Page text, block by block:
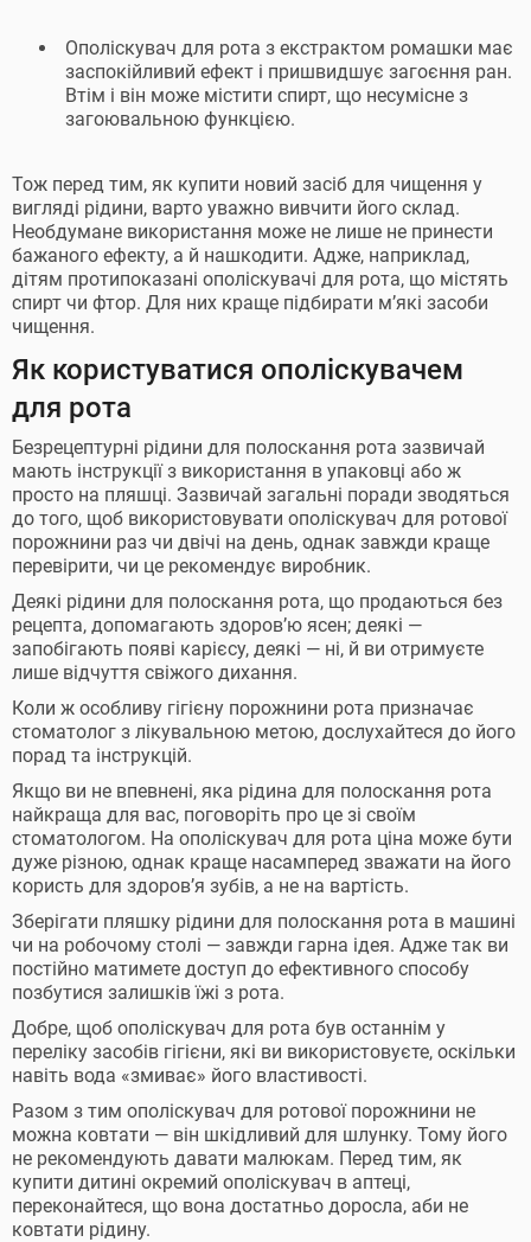
Ополіскувач для рота з екстрактом ромашки має
заспокійливий ефект і пришвидшує загоєння ран.
Втім і він може містити спирт, що несумісне з
загоювальною функцією.
Тож перед тим, як купити новий засіб для чищення у
вигляді рідини, варто уважно вивчити його склад.
Необдумане використання може не лише не принести
бажаного ефекту, а й нашкодити. Адже, наприклад,
дітям протипоказані ополіскувачі для рота, що містять
спирт чи фтор. Для них краще підбирати м’які засоби
чищення.
Як користуватися ополіскувачем
для рота
Безрецептурні рідини для полоскання рота зазвичай
мають інструкції з використання в упаковці або ж
просто на пляшці. Зазвичай загальні поради зводяться
до того, щоб використовувати ополіскувач для ротової
порожнини раз чи двічі на день, однак завжди краще
перевірити, чи це рекомендує виробник.
Деякі рідини для полоскання рота, що продаються без
рецепта, допомагають здоров’ю ясен; деякі —
запобігають появі карієсу, деякі — ні, й ви отримуєте
лише відчуття свіжого дихання.
Коли ж особливу гігієну порожнини рота призначає
стоматолог з лікувальною метою, дослухайтеся до його
порад та інструкцій.
Якщо ви не впевнені, яка рідина для полоскання рота
найкраща для вас, поговоріть про це зі своїм
стоматологом. На ополіскувач для рота ціна може бути
дуже різною, однак краще насамперед зважати на його
користь для здоров’я зубів, а не на вартість.
Зберігати пляшку рідини для полоскання рота в машині
чи на робочому столі — завжди гарна ідея. Адже так ви
постійно матимете доступ до ефективного способу
позбутися залишків їжі з рота.
Добре, щоб ополіскувач для рота був останнім у
переліку засобів гігієни, які ви використовуєте, оскільки
навіть вода «змиває» його властивості.
Разом з тим ополіскувач для ротової порожнини не
можна ковтати — він шкідливий для шлунку. Тому його
не рекомендують давати малюкам. Перед тим, як
купити дитині окремий ополіскувач в аптеці,
переконайтеся, що вона достатньо доросла, аби не
ковтати рідину.